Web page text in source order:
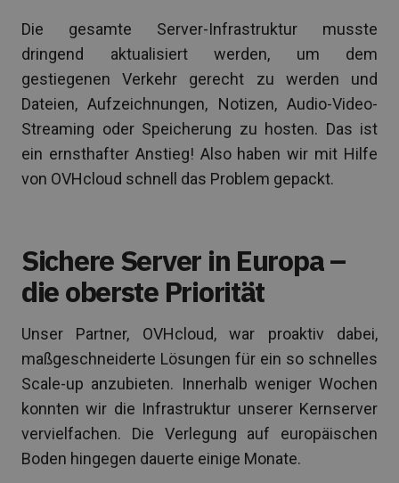
Die gesamte Server-Infrastruktur musste
dringend aktualisiert werden, um dem
gestiegenen Verkehr gerecht zu werden und
Dateien, Aufzeichnungen, Notizen, Audio-Video-
Streaming oder Speicherung zu hosten. Das ist
ein ernsthafter Anstieg! Also haben wir mit Hilfe
von OVHcloud schnell das Problem gepackt.
Sichere Server in Europa –
die oberste Priorität
Unser Partner, OVHcloud, war proaktiv dabei,
maßgeschneiderte Lösungen für ein so schnelles
Scale-up anzubieten. Innerhalb weniger Wochen
konnten wir die Infrastruktur unserer Kernserver
vervielfachen. Die Verlegung auf europäischen
Boden hingegen dauerte einige Monate.